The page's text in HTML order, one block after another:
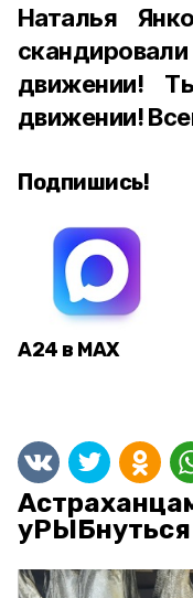
Наталья
движении!
движении!
Подпишись!
А24 в MAX